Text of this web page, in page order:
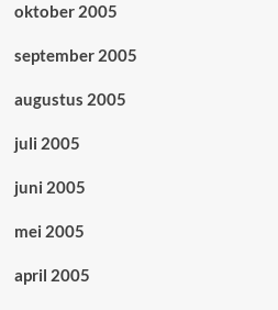
oktober 2005
september 2005
augustus 2005
juli 2005
juni 2005
mei 2005
april 2005